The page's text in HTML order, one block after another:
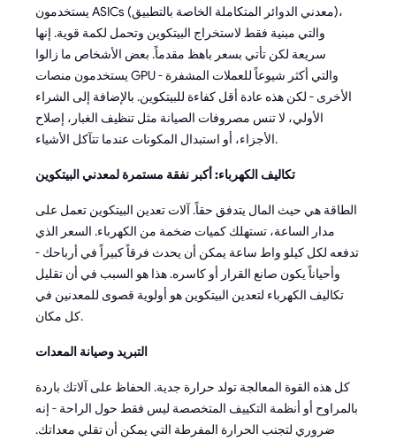
يستخدمون ASICs (معدني الدوائر المتكاملة الخاصة بالتطبيق)،
والتي مبنية فقط لاستخراج البيتكوين وتحمل لكمة قوية. إنها
سريعة لكن تأتي بسعر باهظ مقدماً. بعض الأشخاص ما زالوا
يستخدمون منصات GPU - والتي أكثر شيوعاً للعملات المشفرة
الأخرى - لكن هذه عادة أقل كفاءة للبيتكوين. بالإضافة إلى الشراء
الأولي، لا تنس مصروفات الصيانة مثل تنظيف الغبار، إصلاح
الأجزاء، أو استبدال المكونات عندما تتآكل الأشياء.
تكاليف الكهرباء: أكبر نفقة مستمرة لمعدني البيتكوين
الطاقة هي حيث المال يتدفق حقاً. آلات تعدين البيتكوين تعمل على
مدار الساعة، تستهلك كميات ضخمة من الكهرباء. السعر الذي
تدفعه لكل كيلو واط ساعة يمكن أن يحدث فرقاً كبيراً في أرباحك -
وأحياناً يكون صانع القرار أو كاسره. هذا هو السبب في أن تقليل
تكاليف الكهرباء لتعدين البيتكوين هو أولوية قصوى للمعدنين في
كل مكان.
التبريد وصيانة المعدات
كل هذه القوة المعالجة تولد حرارة جدية. الحفاظ على آلاتك باردة
بالمراوح أو أنظمة التكييف المتخصصة ليس فقط حول الراحة - إنه
ضروري لتجنب الحرارة المفرطة التي يمكن أن تقلي معداتك.